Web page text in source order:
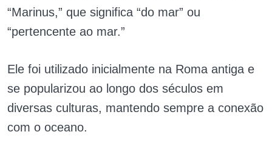
“Marinus,” que significa “do mar” ou
“pertencente ao mar.”
Ele foi utilizado inicialmente na Roma antiga e
se popularizou ao longo dos séculos em
diversas culturas, mantendo sempre a conexão
com o oceano.